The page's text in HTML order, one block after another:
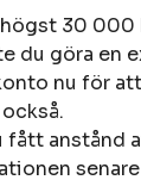
högst 30 000
du göra en
nu för
fått anstånd
senare